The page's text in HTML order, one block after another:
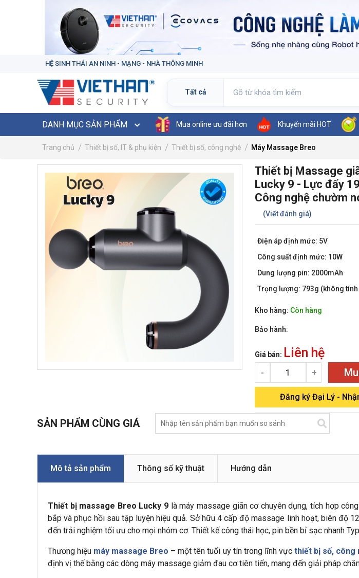
HỆ SINH THÁI AN NINH - MẠNG - NHÀ THÔNG MINH
DANH MỤC SẢN PHẨM Mua online ưu đãi hơn Khuyến mãi HOT
Trang chủ Thiết bị số, IT & phụ kiện Thiết bị số, công nghệ Máy Massage Breo
Thiết bị Massage
Lucky 9 - Lực đẩy
Công nghệ chườm
(Viết đánh giá)
Điện áp định mức: 5V
Công suất định mức: 10W
Dung lượng pin: 2000mAh
Trọng lượng: 793g (không
Kho hàng: Còn hàng
Bảo hành:
Giá bán: Liên hệ
- +
Đăng ký Đại Lý -
SẢN PHẨM CÙNG GIÁ
Mô tả sản phẩm Thông số kỹ thuật Hướng dẫn
Thiết bị massage Breo Lucky 9 là máy massage giãn cơ chuyên dụng, tích hợp
bắp và phục hồi sau tập luyện hiệu quả. Sở hữu 4 cấp độ massage linh hoạt, biên độ
đến trải nghiệm tối ưu cho mọi nhóm cơ. Thiết kế công thái học, pin bền bỉ sạc nhanh
Thương hiệu máy massage Breo – một tên tuổi uy tín trong lĩnh vực thiết bị số, công
định vị thế bằng các dòng máy massage giảm đau cơ tiên tiến, mang đến giải pháp